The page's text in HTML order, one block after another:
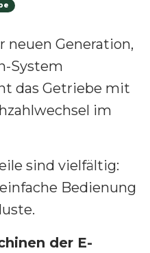
neuen Generation,
System
das Getriebe mit
im
sind vielfältig:
Bedienung
der E-